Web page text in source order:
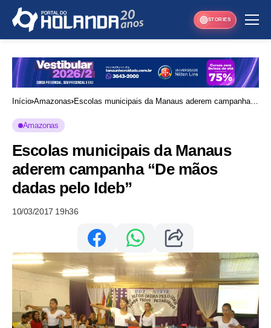
STORIES
Início Amazonas Escolas municipais da Manaus aderem campanha
Amazonas
Escolas municipais da Manaus
aderem campanha “De mãos
dadas pelo Ideb”
10/03/2017 19h36